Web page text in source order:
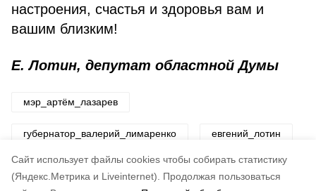
Cайт использует файлы cookies чтобы собирать статистику
(Яндекс.Метрика и Liveinternet).
Продолжая пользоваться
настроения, счастья и здоровья вам и
вашим близким!
Е. Лотин, депутат областной Думы
мэр_артём_лазарев
губернатор_валерий_лимаренко евгений_лотин
Авторы: ADMIN admin